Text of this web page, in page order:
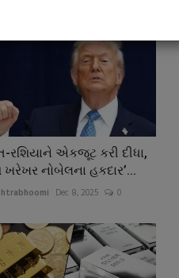
રશિયાને એકજૂટ કરી દીધા,
ખરેખર નોબેલના હકદાર’...
Dec 8, 2025 0